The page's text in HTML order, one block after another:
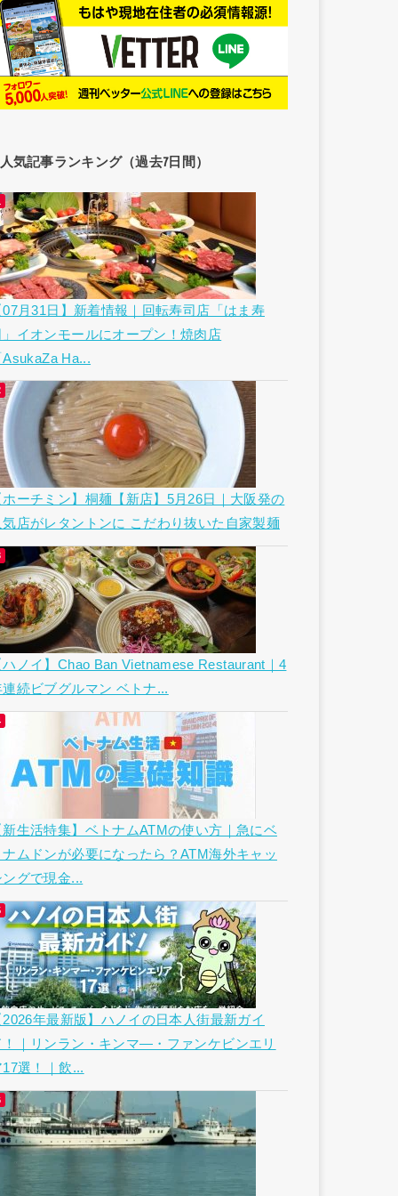
人気記事ランキング（過去7日間）
07月31日】新着情報｜回転寿司店「はま寿
」イオンモールにオープン！焼肉店
AsukaZa Ha...
ホーチミン】桐麺【新店】5月26日｜大阪発の
気店がレタントンに こだわり抜いた自家製麺
ハノイ】Chao Ban Vietnamese Restaurant｜4
連続ビブグルマン ベトナ...
新生活特集】ベトナムATMの使い方｜急にベ
ナムドンが必要になったら？ATM海外キャッ
ングで現金...
2026年最新版】ハノイの日本人街最新ガイ
！｜リンラン・キンマ―・ファンケビンエリ
17選！｜飲...